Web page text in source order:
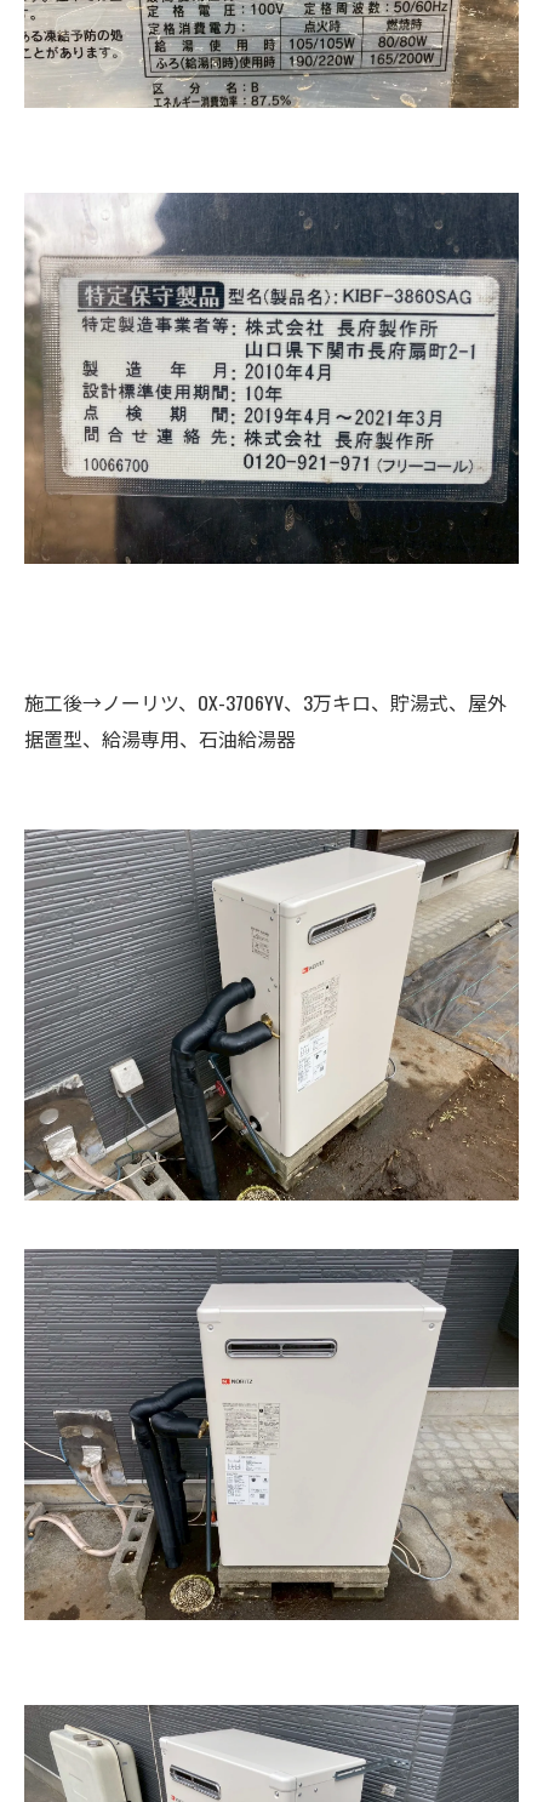
施工後→ノーリツ、OX-3706YV、3万キロ、貯湯式、屋外
据置型、給湯専用、石油給湯器